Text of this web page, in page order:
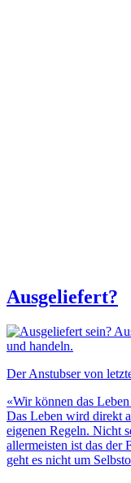
Ausgeliefert?
Der Anstubser von
«Wir können das
Das Leben wird direkt
eigenen Regeln. Nicht
allermeisten ist das
geht es nicht um